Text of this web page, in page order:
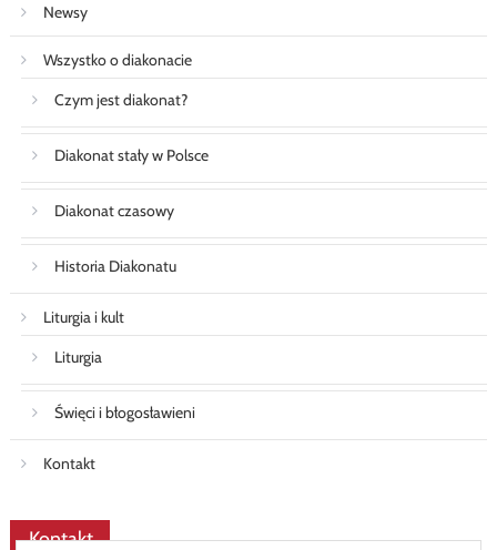
Newsy
Wszystko o diakonacie
Czym jest diakonat?
Diakonat stały w Polsce
Diakonat czasowy
Historia Diakonatu
Liturgia i kult
Liturgia
Święci i błogosławieni
Kontakt
Kontakt